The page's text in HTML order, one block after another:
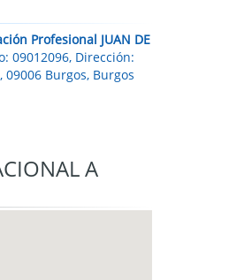
Profesional JUAN DE
09012096, Dirección:
09006 Burgos, Burgos
A